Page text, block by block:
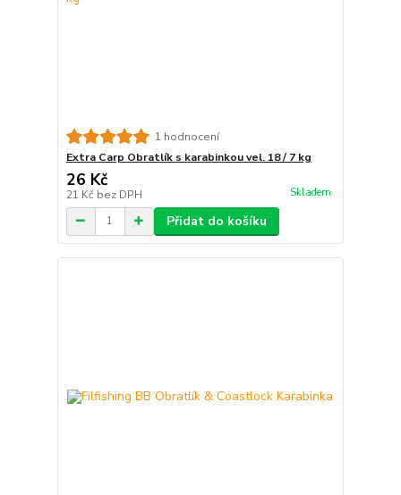
1 hodnocení
Extra Carp Obratlík s karabinkou vel. 18 / 7 kg
26 Kč
21 Kč bez DPH Skladem
Přidat do košíku